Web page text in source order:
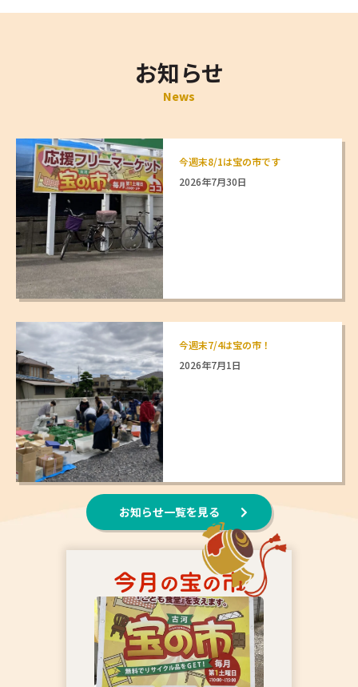
お知らせ
News
今週末8/1は宝の市です
2026年7月30日
今週末7/4は宝の市！
2026年7月1日
お知らせ一覧を見る